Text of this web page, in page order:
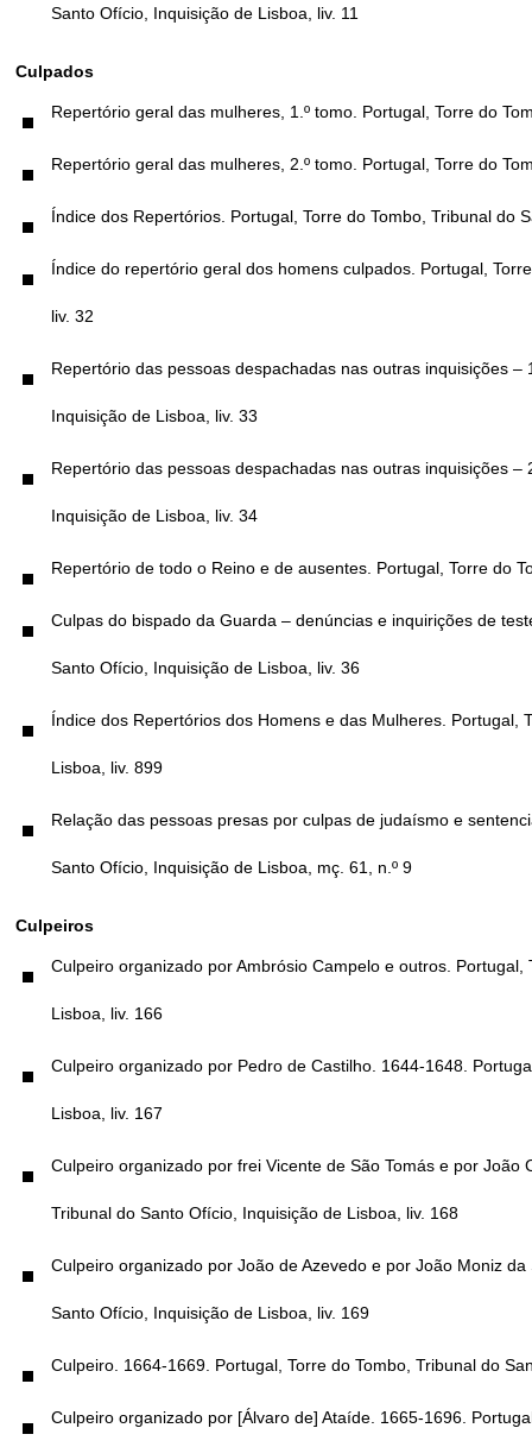
Santo Ofício, Inquisição de Lisboa, liv. 11
Culpados
Repertório geral das mulheres, 1.º tomo. Portugal, Torre do
Repertório geral das mulheres, 2.º tomo. Portugal, Torre do
Índice dos Repertórios. Portugal, Torre do Tombo, Tribunal do
Índice do repertório geral dos homens culpados. Portugal,
liv. 32
Repertório das pessoas despachadas nas outras inquisições
Inquisição de Lisboa, liv. 33
Repertório das pessoas despachadas nas outras inquisições
Inquisição de Lisboa, liv. 34
Repertório de todo o Reino e de ausentes. Portugal, Torre do
Culpas do bispado da Guarda – denúncias e inquirições de
Santo Ofício, Inquisição de Lisboa, liv. 36
Índice dos Repertórios dos Homens e das Mulheres.
Lisboa, liv. 899
Relação das pessoas presas por culpas de judaísmo e
Santo Ofício, Inquisição de Lisboa, mç. 61, n.º 9
Culpeiros
Culpeiro organizado por Ambrósio Campelo e outros.
Lisboa, liv. 166
Culpeiro organizado por Pedro de Castilho. 1644-1648.
Lisboa, liv. 167
Culpeiro organizado por frei Vicente de São Tomás e por
Tribunal do Santo Ofício, Inquisição de Lisboa, liv. 168
Culpeiro organizado por João de Azevedo e por João Moniz
Santo Ofício, Inquisição de Lisboa, liv. 169
Culpeiro. 1664-1669. Portugal, Torre do Tombo, Tribunal do
Culpeiro organizado por [Álvaro de] Ataíde. 1665-1696.